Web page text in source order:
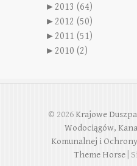
►2013 (64)
►2012 (50)
►2011 (51)
►2010 (2)
© 2026 Krajowe
Wodociągów,
Komunalnej i
Theme Horse |